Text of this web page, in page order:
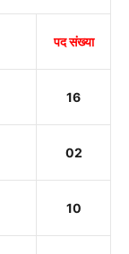
पद संख्या
16
02
10